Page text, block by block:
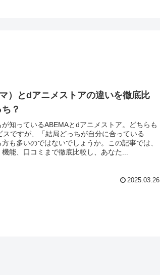
）とdアニメストアの違いを徹底比
？
知っているABEMAとdアニメストア。どちらも
スですが、「結局どっちが自分に合っている
も多いのではないでしょうか。この記事では、
能、口コミまで徹底比較し、あなた...
2025.03.26